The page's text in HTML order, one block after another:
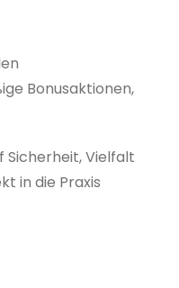
Bonusaktionen,
Sicherheit, Vielfalt
in die Praxis